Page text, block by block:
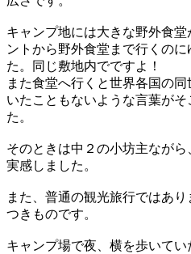
キャンプ地には大きな野外食
ントから野外食堂まで行くのに
た。同じ敷地内でですよ！
また食堂へ行くと世界各国の
いたこともないような言葉が
た。
そのときは中２の小坊主なが
実感しました。
また、普通の観光旅行ではあ
つきものです。
キャンプ場で夜、横を歩いてい